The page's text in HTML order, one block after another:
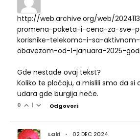
http://web.archive.org/web/
promena-paketa-i-cena-za-sve-
korisnike-telekoma-i-sa-
obavezom-od-1-januara-2025-
Gde nestade ovaj tekst?
Koliko te plaćaju, a mislili smo da si
udara gde burgija neće.
0 | Odgovori
Laki • 02 DEC 2024